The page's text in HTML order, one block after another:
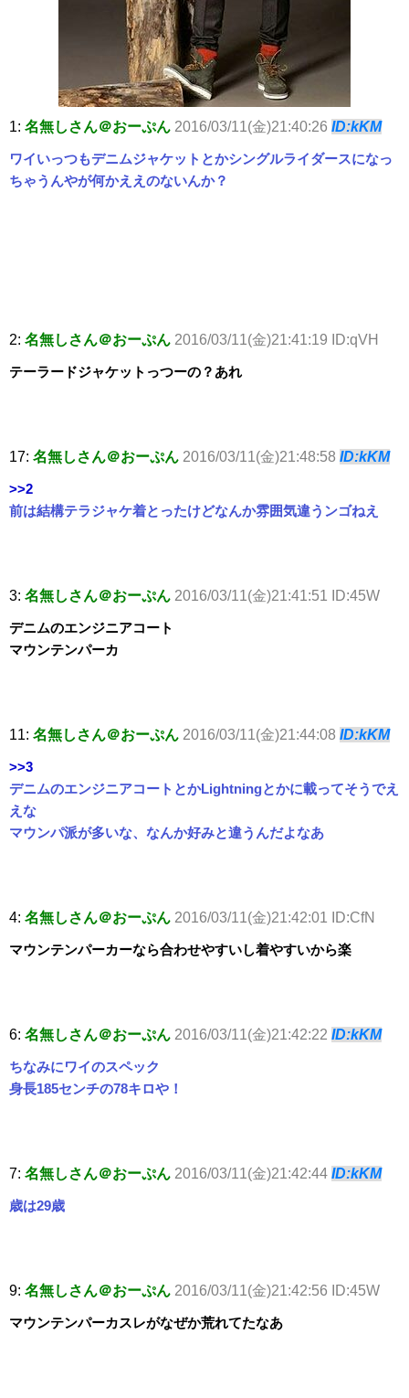
1: 名無しさん＠おーぷん 2016/03/11(金)21:40:26 ID:kKM
ワイいっつもデニムジャケットとかシングルライダースになっ
ちゃうんやが何かええのないんか？
2: 名無しさん＠おーぷん 2016/03/11(金)21:41:19 ID:qVH
テーラードジャケットっつーの？あれ
17: 名無しさん＠おーぷん 2016/03/11(金)21:48:58 ID:kKM
>>2
前は結構テラジャケ着とったけどなんか雰囲気違うンゴねえ
3: 名無しさん＠おーぷん 2016/03/11(金)21:41:51 ID:45W
デニムのエンジニアコート
マウンテンパーカ
11: 名無しさん＠おーぷん 2016/03/11(金)21:44:08 ID:kKM
>>3
デニムのエンジニアコートとかLightningとかに載ってそうでえ
えな
マウンパ派が多いな、なんか好みと違うんだよなあ
4: 名無しさん＠おーぷん 2016/03/11(金)21:42:01 ID:CfN
マウンテンパーカーなら合わせやすいし着やすいから楽
6: 名無しさん＠おーぷん 2016/03/11(金)21:42:22 ID:kKM
ちなみにワイのスペック
身長185センチの78キロや！
7: 名無しさん＠おーぷん 2016/03/11(金)21:42:44 ID:kKM
歳は29歳
9: 名無しさん＠おーぷん 2016/03/11(金)21:42:56 ID:45W
マウンテンパーカスレがなぜか荒れてたなあ